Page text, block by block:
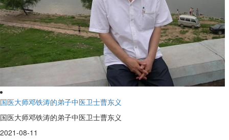
国医大师邓铁涛的弟子中医卫士曹东义
国医大师邓铁涛的弟子中医卫士曹东义
2021-08-11